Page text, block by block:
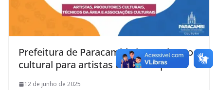
Prefeitura de Paracambi abre cadastro
cultural para artistas do município
12 de junho de 2025